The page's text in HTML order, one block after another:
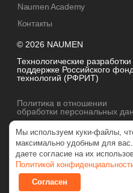
© 2026 NAUMEN
Технологические
поддержке Российского
технологий (РФРИТ)
Политика в отношении
обработки персональных
Naumen Academy
Контакты
Мы используем куки-файлы,
максимально удобным для
даете согласие на их
Политикой
Согласен